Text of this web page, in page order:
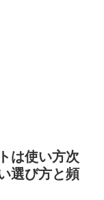
は使い方次
選び方と頻